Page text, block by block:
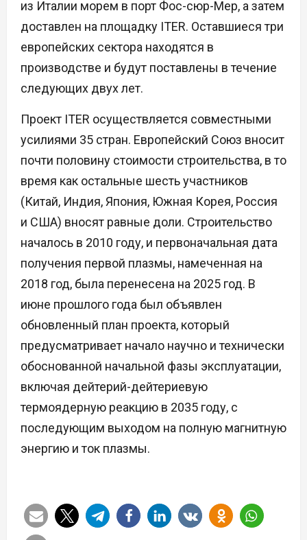
из Италии морем в порт Фос-сюр-Мер, а затем
доставлен на площадку ITER. Оставшиеся три
европейских сектора находятся в
производстве и будут поставлены в течение
следующих двух лет.
Проект ITER осуществляется совместными
усилиями 35 стран. Европейский Союз вносит
почти половину стоимости строительства, в то
время как остальные шесть участников
(Китай, Индия, Япония, Южная Корея, Россия
и США) вносят равные доли. Строительство
началось в 2010 году, и первоначальная дата
получения первой плазмы, намеченная на
2018 год, была перенесена на 2025 год. В
июне прошлого года был объявлен
обновленный план проекта, который
предусматривает начало научно и технически
обоснованной начальной фазы эксплуатации,
включая дейтерий-дейтериевую
термоядерную реакцию в 2035 году, с
последующим выходом на полную магнитную
энергию и ток плазмы.